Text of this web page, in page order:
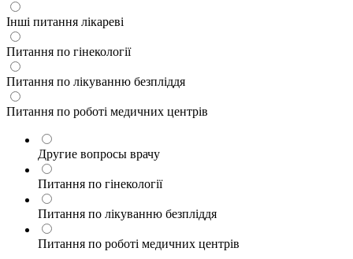
Інші питання лікареві
Питання по гінекології
Питання по лікуванню безпліддя
Питання по роботі медичних центрів
Другие вопросы врачу
Питання по гінекології
Питання по лікуванню безпліддя
Питання по роботі медичних центрів